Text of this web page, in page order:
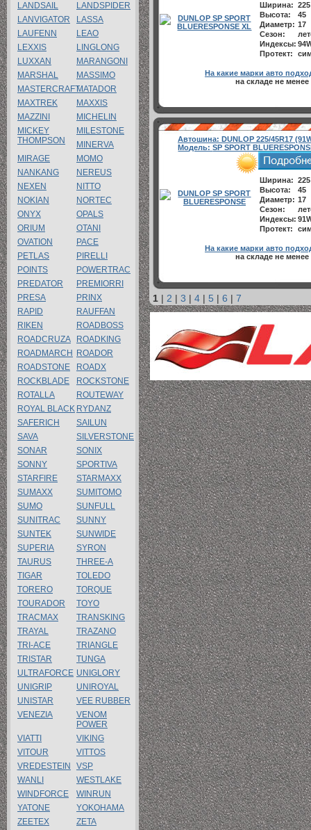
Ширина: 225
Высота:
45
Диаметр: 17
Сезон:
Индексы:
Протект:
На какие марки авто
на складе не менее
Автошина: DUNLOP 225/45R17
Модель:SP SPORT
Ширина: 225
Высота:
45
Диаметр: 17
Сезон:
Индексы:
Протект:
На какие марки авто
на складе не менее
1 | 2 | 3 | 4 | 5 | 6 | 7
LANDSAIL
LANDSPIDER
LANVIGATOR
LASSA
LAUFENN
LEAO
LEXXIS
LINGLONG
LUXXAN
MARANGONI
MARSHAL
MASSIMO
MASTERCRAFTMATADOR
MAXTREK
MAXXIS
MAZZINI
MICHELIN
MICKEY
THOMPSON
MILESTONE
MINERVA
MIRAGE
MOMO
NANKANG
NEREUS
NEXEN
NITTO
NOKIAN
NORTEC
ONYX
OPALS
ORIUM
OTANI
OVATION
PACE
PETLAS
PIRELLI
POINTS
POWERTRAC
PREDATOR
PREMIORRI
PRESA
PRINX
RAPID
RAUFFAN
RIKEN
ROADBOSS
ROADCRUZA
ROADKING
ROADMARCH
ROADOR
ROADSTONE
ROADX
ROCKBLADE
ROCKSTONE
ROTALLA
ROUTEWAY
ROYAL BLACK RYDANZ
SAFERICH
SAILUN
SAVA
SILVERSTONE
SONAR
SONIX
SONNY
SPORTIVA
STARFIRE
STARMAXX
SUMAXX
SUMITOMO
SUMO
SUNFULL
SUNITRAC
SUNNY
SUNTEK
SUNWIDE
SUPERIA
SYRON
TAURUS
THREE-A
TIGAR
TOLEDO
TORERO
TORQUE
TOURADOR
TOYO
TRACMAX
TRANSKING
TRAYAL
TRAZANO
TRI-ACE
TRIANGLE
TRISTAR
TUNGA
ULTRAFORCE UNIGLORY
UNIGRIP
UNIROYAL
UNISTAR
VEE RUBBER
VENEZIA
VENOM
POWER
VIATTI
VIKING
VITOUR
VITTOS
VREDESTEIN
VSP
WANLI
WESTLAKE
WINDFORCE
WINRUN
YATONE
YOKOHAMA
ZEETEX
ZETA